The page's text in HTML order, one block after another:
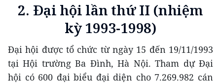
2. Đại hội lần thứ II (nhiệm
kỳ 1993-1998)
Đại hội được tổ chức từ ngày 15 đến 19/11/1993
tại Hội trường Ba Đình, Hà Nội. Tham dự Đại
hội có 600 đại biểu đại diện cho 7.269.982 cán